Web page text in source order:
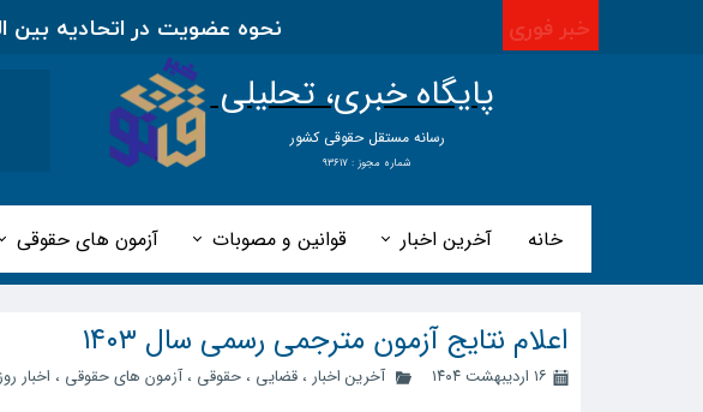
نحوه عضویت در اتحادیه بین خبر فوری
پایگاه خبری، تحلیلی
​​​​رسانه مستقل حقوقی کشور
شماره مجوز : ۹۳۶۱۷
خانه آخرین اخبار قوانین و مصوبات آزمون های حقوقی
اعلام نتایج آزمون مترجمی رسمی سال ۱۴۰۳
۱۶ اردیبهشت ۱۴۰۴ آخرین اخبار ، قضایی ، حقوقی ،آزمون های حقوقی ، اخبار روز